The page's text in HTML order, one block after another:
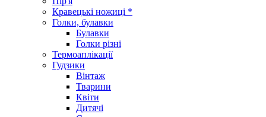
Кравецькі ножиці *
Голки, булавки
Булавки
Голки різні
Термоаплікації
Гудзики
Вінтаж
Тварини
Квіти
Дитячі